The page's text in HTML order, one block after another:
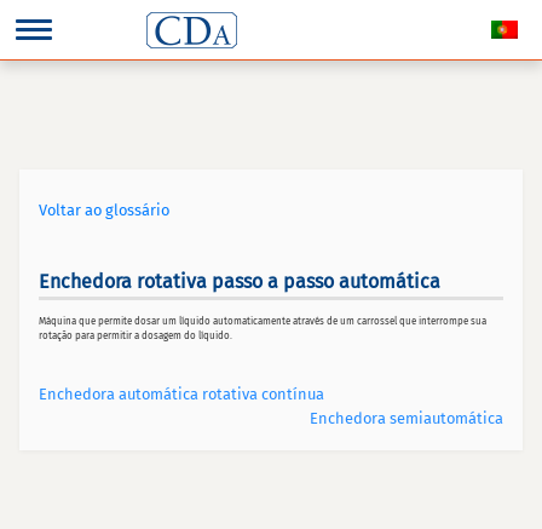
Voltar ao glossário
Enchedora rotativa passo a passo automática
Máquina que permite dosar um líquido automaticamente através de um carrossel que interrompe sua
rotação para permitir a dosagem do líquido.
Enchedora automática rotativa contínua
Enchedora semiautomática